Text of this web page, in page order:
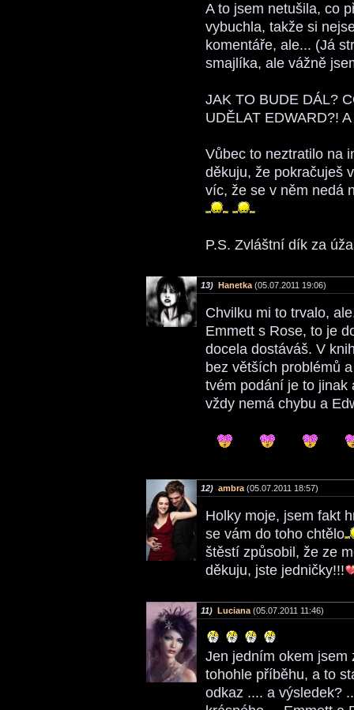
A to jsem netušila, co
vybuchla, takže si
komentáře, ale... (Já
smajlíka, ale vážně
JAK TO BUDE DÁL?
UDĚLAT EDWARD?!
Vůbec to neztratilo na
děkuju, že pokračuješ
víc, že se v něm nedá
P.S. Zvláštní dík za
13) Hanetka (05.07.2011 19:06)
Chvilku mi to trvalo,
Emmett s Rose, to je
docela dostáváš. V
bez větších problémů
tvém podání je to jinak
vždy nemá chybu a
12) ambra (05.07.2011 18:57)
Holky moje, jsem fakt
se vám do toho chtělo
štěstí způsobil, že ze
děkuju, jste jedničky!!!
11) Luciana (05.07.2011 11:46)
Jen jedním okem
tohohle příběhu, a to
odkaz .... a výsledek?